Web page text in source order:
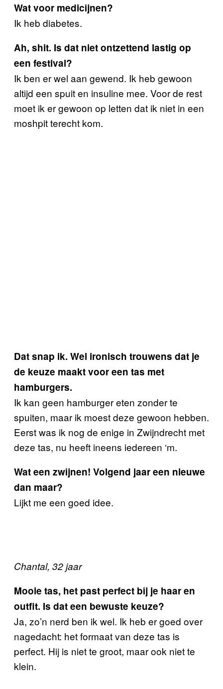
Wat voor medicijnen?
Ik heb diabetes.
Ah, shit. Is dat niet ontzettend lastig op
een festival?
Ik ben er wel aan gewend. Ik heb gewoon
altijd een spuit en insuline mee. Voor de rest
moet ik er gewoon op letten dat ik niet in een
moshpit terecht kom.
Dat snap ik. Wel ironisch trouwens dat je
de keuze maakt voor een tas met
hamburgers.
Ik kan geen hamburger eten zonder te
spuiten, maar ik moest deze gewoon hebben.
Eerst was ik nog de enige in Zwijndrecht met
deze tas, nu heeft ineens iedereen ‘m.
Wat een zwijnen! Volgend jaar een nieuwe
dan maar?
Lijkt me een goed idee.
Chantal, 32 jaar
Mooie tas, het past perfect bij je haar en
outfit. Is dat een bewuste keuze?
Ja, zo’n nerd ben ik wel. Ik heb er goed over
nagedacht: het formaat van deze tas is
perfect. Hij is niet te groot, maar ook niet te
klein.